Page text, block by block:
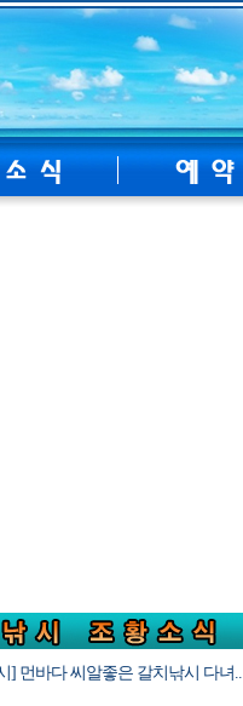
] 먼바다 씨알좋은 갈치낚시 다녀..